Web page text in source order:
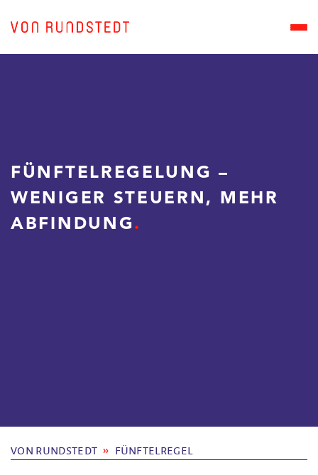
FÜNFTELREGELUNG –
WENIGER STEUERN, MEHR
ABFINDUNG
VON RUNDSTEDT FÜNFTELREGEL